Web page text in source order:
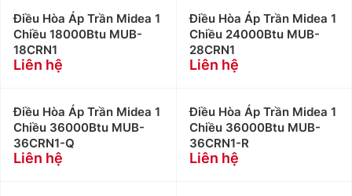
Điều Hòa Áp Trần Midea 1
Chiều 18000Btu MUB-
18CRN1
Liên hệ
Điều Hòa Áp Trần Midea 1
Chiều 24000Btu MUB-
28CRN1
Liên hệ
Điều Hòa Áp Trần Midea 1
Chiều 36000Btu MUB-
36CRN1-Q
Liên hệ
Điều Hòa Áp Trần Midea 1
Chiều 36000Btu MUB-
36CRN1-R
Liên hệ